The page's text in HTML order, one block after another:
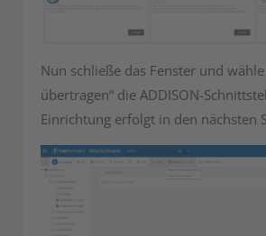
Nun schließe das Fenster und
übertragen“ die ADDISON-
Einrichtung erfolgt in den nächsten